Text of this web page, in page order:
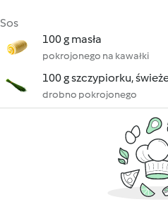
Sos
100 g masła
pokrojonego na kawałki
100 g szczypiorku,
drobno pokrojonego